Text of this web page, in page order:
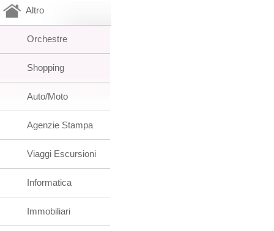
Altro
Orchestre
Shopping
Auto/Moto
Agenzie Stampa
Viaggi Escursioni
Informatica
Immobiliari